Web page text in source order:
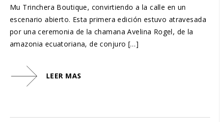
Mu Trinchera Boutique, convirtiendo a la calle en un
escenario abierto. Esta primera edición estuvo atravesada
por una ceremonia de la chamana Avelina Rogel, de la
amazonia ecuatoriana, de conjuro […]
LEER MAS